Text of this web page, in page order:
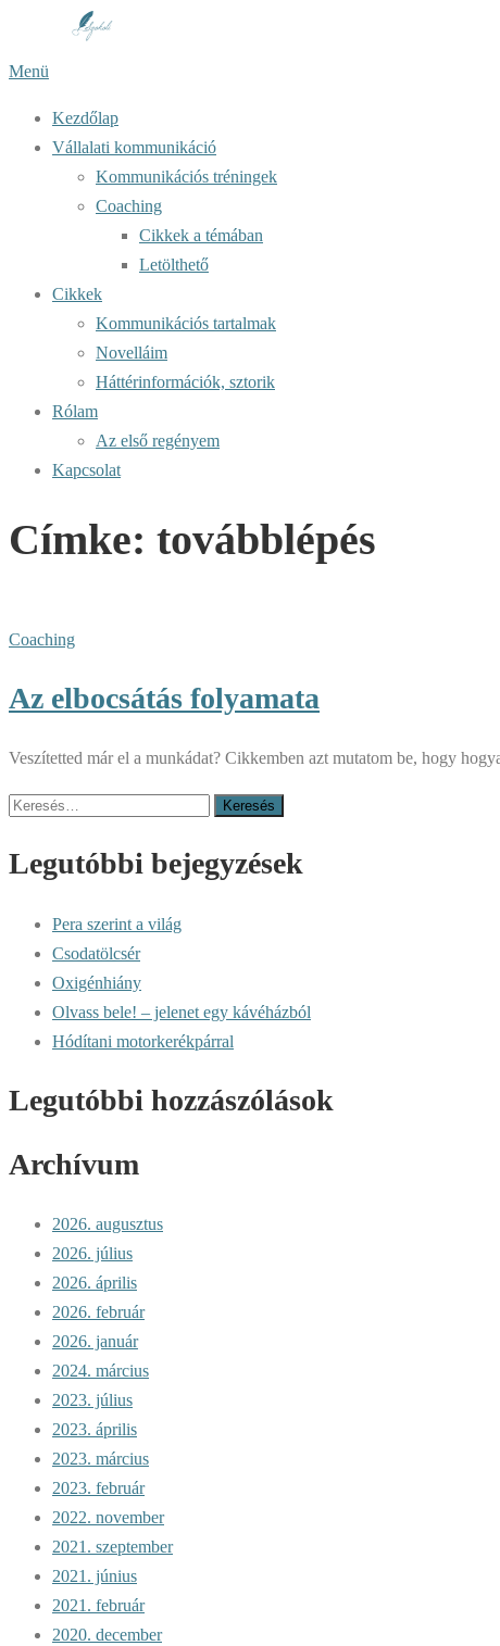
tartalomhoz
Menü
Kezdőlap
Vállalati kommunikáció
Kommunikációs tréningek
Coaching
Cikkek a témában
Letölthető
Cikkek
Kommunikációs tartalmak
Novelláim
Háttérinformációk, sztorik
Rólam
Az első regényem
Kapcsolat
Címke: továbblépés
Coaching
Az elbocsátás folyamata
Veszítetted már el a munkádat? Cikkemben azt mutatom be, hogy
Keresés:
Legutóbbi bejegyzések
Pera szerint a világ
Csodatölcsér
Oxigénhiány
Olvass bele! – jelenet egy kávéházból
Hódítani motorkerékpárral
Legutóbbi hozzászólások
Archívum
2026. augusztus
2026. július
2026. április
2026. február
2026. január
2024. március
2023. július
2023. április
2023. március
2023. február
2022. november
2021. szeptember
2021. június
2021. február
2020. december